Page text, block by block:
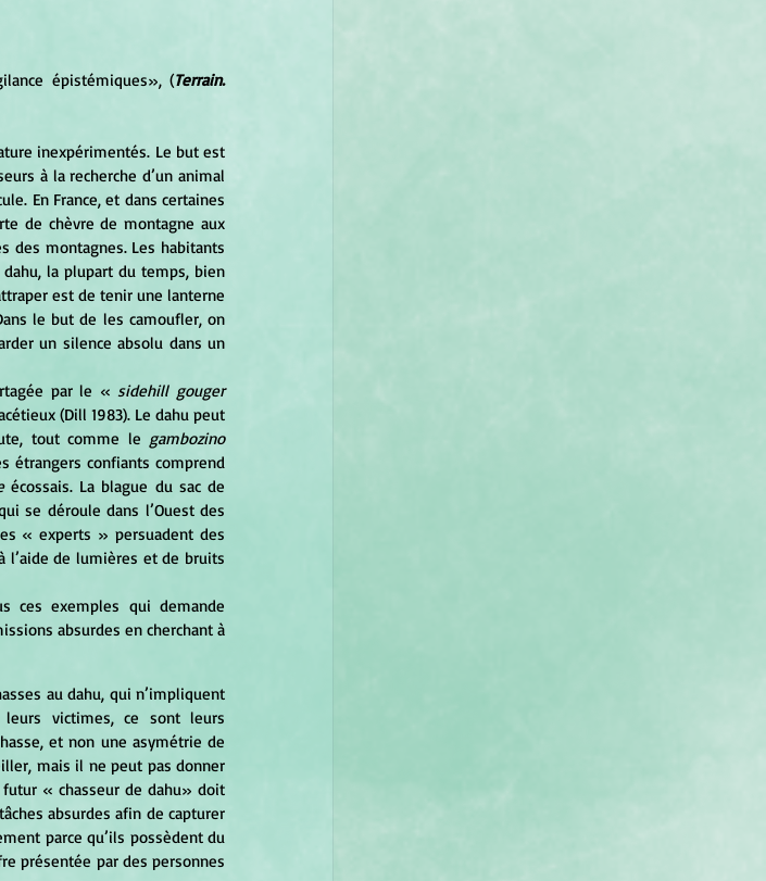
épistémiques», (Terrain.
à la recherche d’un animal
En France, et dans certaines
de chèvre de montagne aux
des montagnes. Les habitants
la plupart du temps, bien
est de tenir une lanterne
le but de les camoufler, on
un silence absolu dans un
par le «
sidehill gouger
(Dill 1983). Le dahu peut
tout comme le
gambozino
étrangers confiants comprend
écossais. La blague du sac de
se déroule dans l’Ouest des
« experts » persuadent des
l’aide de lumières et de bruits
absurdes en cherchant à
victimes, ce sont leurs
et non une asymétrie de
mais il ne peut pas donner
« chasseur de dahu» doit
absurdes afin de capturer
parce qu’ils possèdent du
présentée par des personnes